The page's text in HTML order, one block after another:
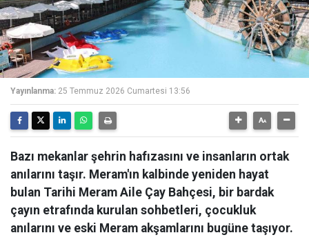
Yayınlanma: 25 Temmuz 2026 Cumartesi 13:56
Bazı mekanlar şehrin hafızasını ve insanların ortak
anılarını taşır. Meram'ın kalbinde yeniden hayat
bulan Tarihi Meram Aile Çay Bahçesi, bir bardak
çayın etrafında kurulan sohbetleri, çocukluk
anılarını ve eski Meram akşamlarını bugüne taşıyor.